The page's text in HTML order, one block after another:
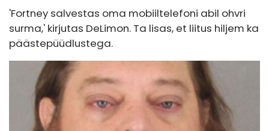
'Fortney salvestas oma mobiiltelefoni abil ohvri
surma,' kirjutas DeLimon. Ta lisas, et liitus hiljem ka
päästepüüdlustega.